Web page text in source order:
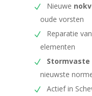
Nieuwe
oude vorsten
Reparatie
elementen
Stormvaste
nieuwste
Actief in